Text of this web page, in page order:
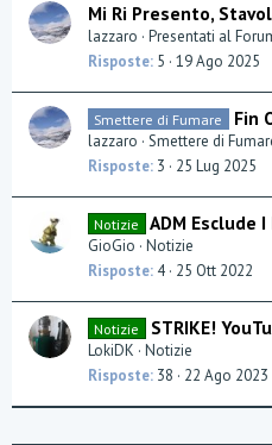
Mi Ri Presento,
lazzaro Presentati al
Risposte 5 19 Ago 2025
Smettere di Fumare Fin
lazzaro Smettere di
Risposte 3 25 Lug 2025
Notizie ADM Esclude
GioGio Notizie
Risposte 4 25 Ott 2022
Notizie STRIKE!
LokiDK Notizie
Risposte 38 22 Ago 2023